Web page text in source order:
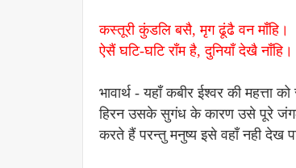
कस्तूरी कुंडलि बसै, मृग ढूंढै वन माँहि।
ऐसैं घटि-घटि राँम है, दुनियाँ देखै
भावार्थ - यहाँ कबीर ईश्वर की
हिरन उसके सुगंध के कारण उसे पूरे जंगल
करते हैं परन्तु मनुष्य इसे वहाँ नही देख